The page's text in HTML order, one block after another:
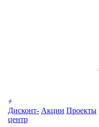
Дисконт-
центр
Акции Проекты